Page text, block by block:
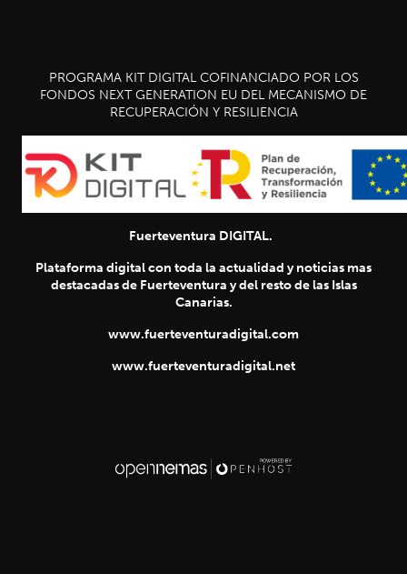
PROGRAMA KIT DIGITAL COFINANCIADO POR LOS
FONDOS NEXT GENERATION EU DEL MECANISMO DE
RECUPERACIÓN Y RESILIENCIA
Fuerteventura DIGITAL.
Plataforma digital con toda la actualidad y noticias mas
destacadas de Fuerteventura y del resto de las Islas
Canarias.
www.fuerteventuradigital.com
www.fuerteventuradigital.net